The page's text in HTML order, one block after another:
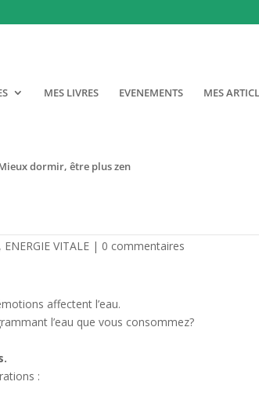
MES LIVRES EVENEMENTS MES
dormir, être plus zen
, ENERGIE VITALE | 0 commentaires
affectent l’eau.
l’eau que vous consommez?
: